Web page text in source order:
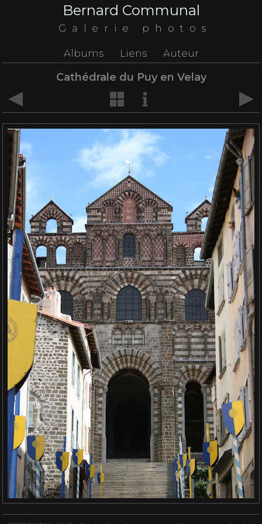
Bernard Communal
Galerie photos
Albums Liens Auteur
Cathédrale du Puy en Velay